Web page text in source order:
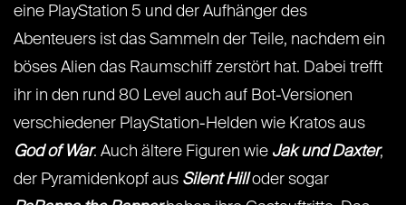
eine PlayStation 5 und der Aufhänger des
Abenteuers ist das Sammeln der Teile, nachdem ein
böses Alien das Raumschiff zerstört hat. Dabei trefft
ihr in den rund 80 Level auch auf Bot-Versionen
verschiedener PlayStation-Helden wie Kratos aus
God of War. Auch ältere Figuren wie Jak und Daxter,
der Pyramidenkopf aus Silent Hilloder sogar